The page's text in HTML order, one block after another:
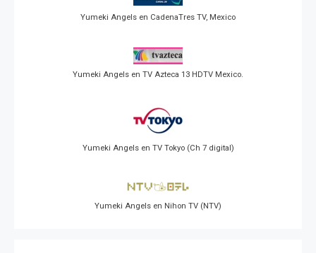
Yumeki Angels en CadenaTres TV, Mexico
Yumeki Angels en TV Azteca 13 HDTV Mexico.
Yumeki Angels en TV Tokyo (Ch 7 digital)
Yumeki Angels en Nihon TV (NTV)